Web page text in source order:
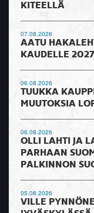
KITEELLÄ
07.08.2026
AATU
KAUDELLE 2027
06.08.2026
TUUKKA
MUUTOKSIA
06.08.2026
OLLI LAHTI JA
PARHAAN
PALKINNON
05.08.2026
VILLE